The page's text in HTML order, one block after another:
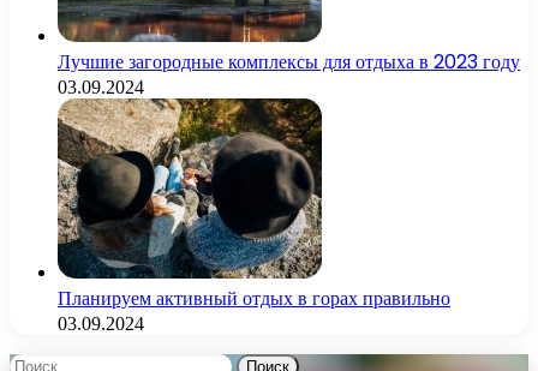
Лучшие загородные комплексы для отдыха в 2023 году
03.09.2024
Планируем активный отдых в горах правильно
03.09.2024
Найти: